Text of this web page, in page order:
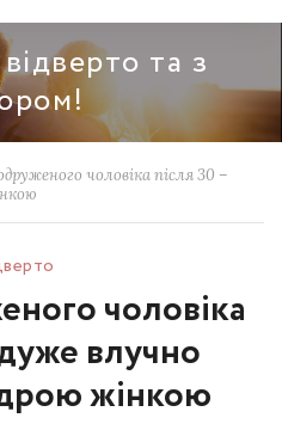
та з
чоловіка після 30 –
чоловіка
влучно
жінкою